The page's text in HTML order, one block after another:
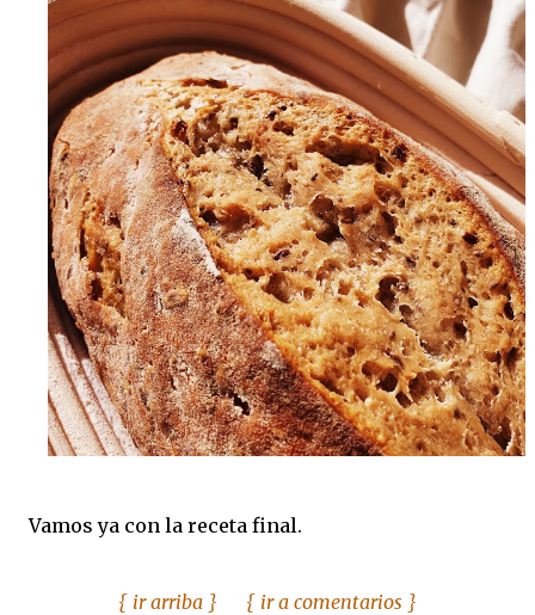
Vamos ya con la receta final.
{ ir arriba } { ir a comentarios }